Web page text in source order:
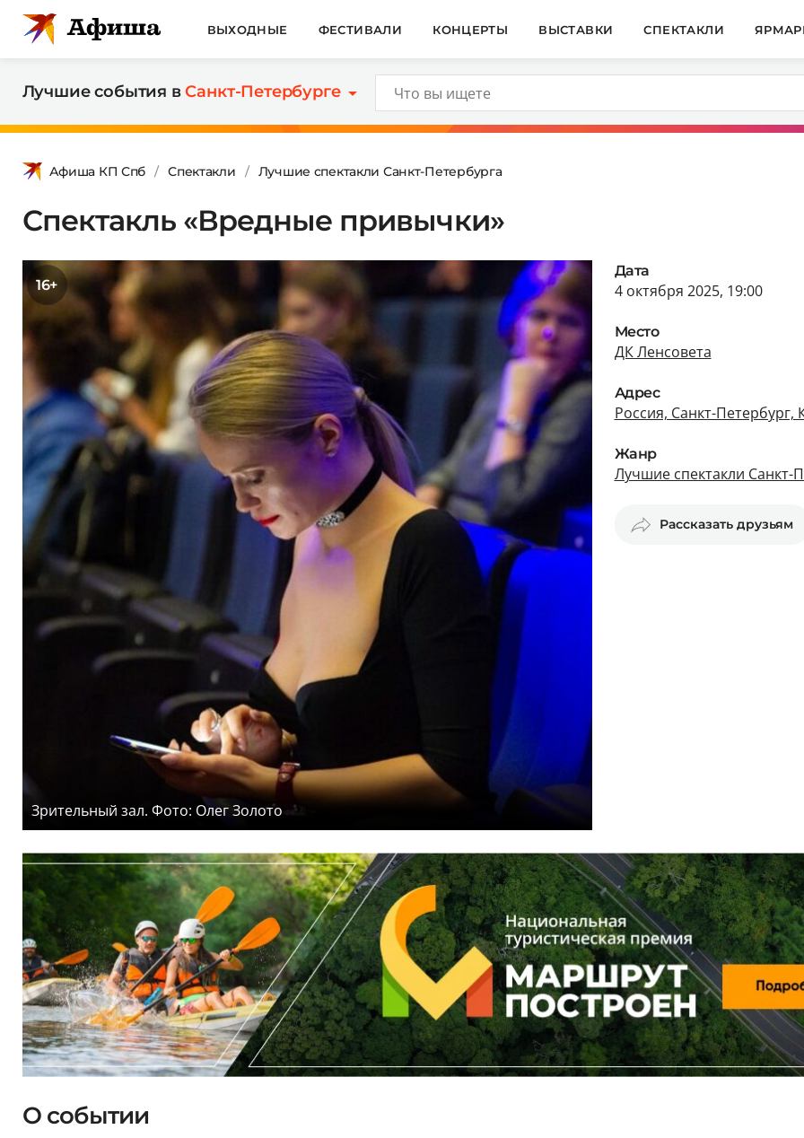
ВЫХОДНЫЕ ФЕСТИВАЛИ КОНЦЕРТЫ ВЫСТАВКИ СПЕКТАКЛИ
Лучшие события вСанкт-Петербурге
Афиша КП Спб Спектакли Лучшие спектакли Санкт-Петербурга
Спектакль «Вредные привычки»
16+
Зрительный зал. Фото: Олег Золото
Дата
4 октября 2025, 19:00
Место
ДК Ленсовета
Адрес
Россия, Санкт-
Жанр
Лучшие спектакли Санкт-
Рассказать друзьям
О событии